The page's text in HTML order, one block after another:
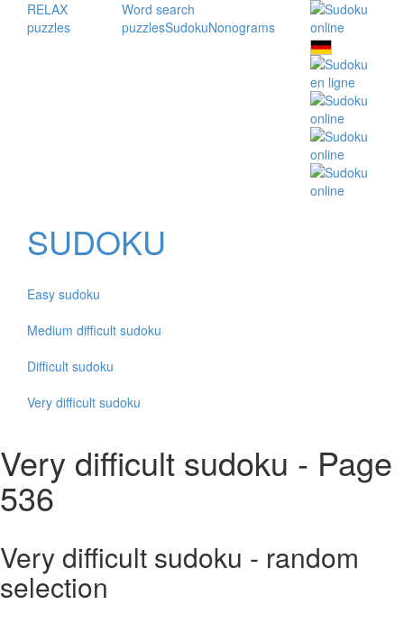
RELAX
puzzles
Word search
puzzlesSudokuNonograms
SUDOKU
Easy sudoku
Medium difficult sudoku
Difficult sudoku
Very difficult sudoku
Very difficult sudoku - Page
536
Very difficult sudoku - random
selection